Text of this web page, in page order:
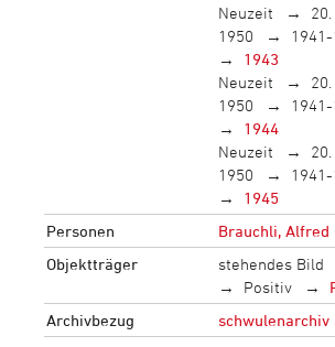
Neuzeit
20.
1950
1943
Neuzeit
20.
1950
1944
Neuzeit
20.
1950
1945
Personen
Brauchli, Alfred
Objektträger
stehendes Bild
Positiv
Archivbezug
schwulenarchiv